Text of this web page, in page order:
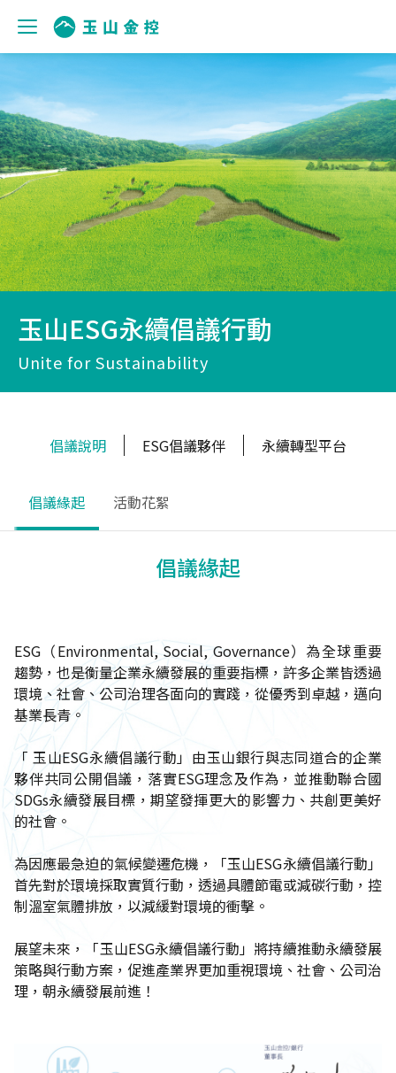
玉山ESG永續倡議行動
Unite for Sustainability
倡議說明 ESG倡議夥伴 永續轉型平台
倡議緣起 活動花絮
倡議緣起
ESG（Environmental, Social, Governance）為全球重要
趨勢，也是衡量企業永續發展的重要指標，許多企業皆透過
環境、社會、公司治理各面向的實踐，從優秀到卓越，邁向
基業長青。
「 玉山ESG永續倡議行動」由玉山銀行與志同道合的企業
夥伴共同公開倡議，落實ESG理念及作為，並推動聯合國
SDGs永續發展目標，期望發揮更大的影響力、共創更美好
的社會。
為因應最急迫的氣候變遷危機，「玉山ESG永續倡議行動」
首先對於環境採取實質行動，透過具體節電或減碳行動，控
制溫室氣體排放，以減緩對環境的衝擊。
展望未來，「玉山ESG永續倡議行動」將持續推動永續發展
策略與行動方案，促進產業界更加重視環境、社會、公司治
理，朝永續發展前進！